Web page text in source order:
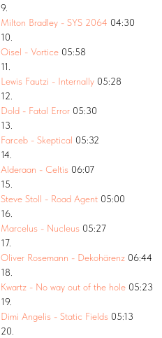
9.
Milton Bradley - SYS 2064 04:30
10.
Oisel - Vortice 05:58
11.
Lewis Fautzi - Internally 05:28
12.
Dold - Fatal Error 05:30
13.
Farceb - Skeptical 05:32
14.
Alderaan - Celtis 06:07
15.
Steve Stoll - Road Agent 05:00
16.
Marcelus - Nucleus 05:27
17.
Oliver Rosemann - Dekohärenz 06:44
18.
Kwartz - No way out of the hole 05:23
19.
Dimi Angelis - Static Fields 05:13
20.